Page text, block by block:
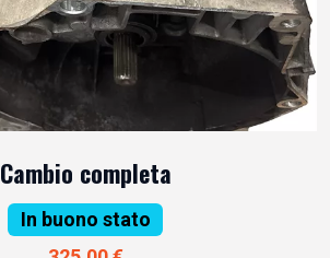
Cambio completa
In buono stato